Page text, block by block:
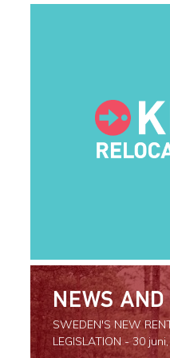
NEWS
SWEDEN'S NEW
LEGISLATION- 30